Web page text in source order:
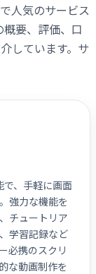
人気のサービス
要、評価、口
しています。サ
、手軽に画面
強力な機能を
チュートリア
学習記録など
必携のスクリ
な動画制作を